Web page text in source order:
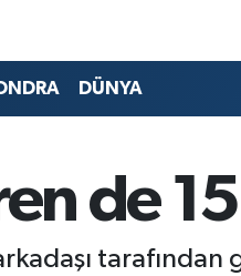
DÜNYA
de
tarafından